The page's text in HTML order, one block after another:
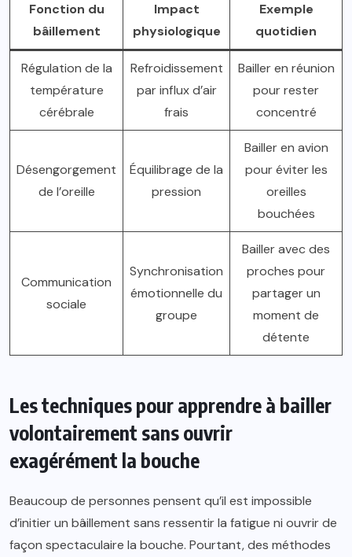
Fonction du
bâillement
Impact
physiologique
Exemple
quotidien
Régulation de la
température
cérébrale
Refroidissement
par influx d’air
frais
Bailler en réunion
pour rester
concentré
Désengorgement
de l’oreille
Équilibrage de la
pression
Bailler en avion
pour éviter les
oreilles
bouchées
Communication
sociale
Synchronisation
émotionnelle du
groupe
Bailler avec des
proches pour
partager un
moment de
détente
Les techniques pour apprendre à bailler
volontairement sans ouvrir
exagérément la bouche
Beaucoup de personnes pensent qu’il est impossible
d’initier un bâillement sans ressentir la fatigue ni ouvrir de
façon spectaculaire la bouche. Pourtant, des méthodes